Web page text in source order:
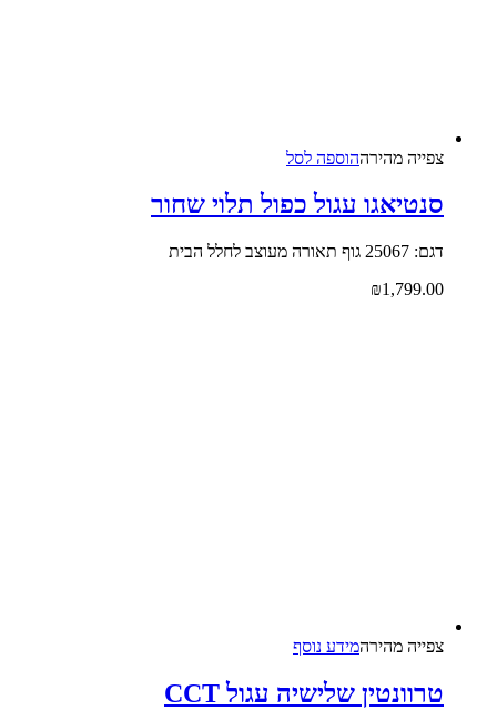
צפייה‬ ‫מהירה‬הוספה לסל
סנטיאגו עגול כפול תלוי שחור
דגם: 25067 גוף תאורה מעוצב לחלל הבית
₪1,799.00
צפייה‬ ‫מהירה‬מידע נוסף
טרוונטין שלישיה עגול CCT